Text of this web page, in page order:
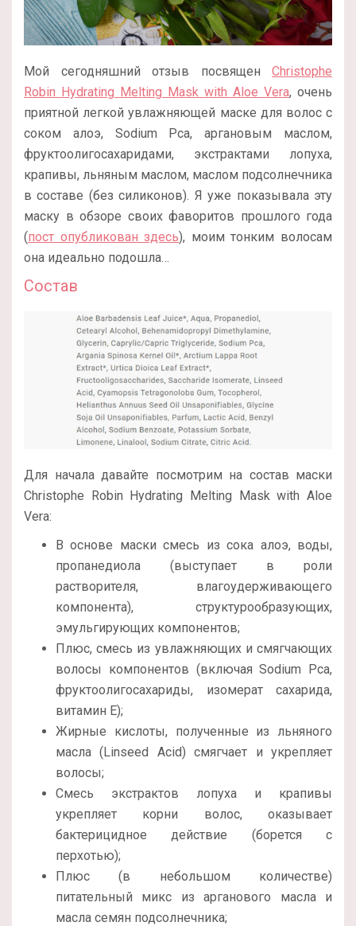
Мой сегодняшний отзыв посвящен Christophe
Robin Hydrating Melting Mask with Aloe Vera, очень
приятной легкой увлажняющей маске для волос с
соком алоэ, Sodium Pca, аргановым маслом,
фруктоолигосахаридами, экстрактами лопуха,
крапивы, льняным маслом, маслом подсолнечника
в составе (без силиконов). Я уже показывала эту
маску в обзоре своих фаворитов прошлого года
(пост опубликован здесь), моим тонким волосам
она идеально подошла…
Состав
Для начала давайте посмотрим на состав маски
Christophe Robin Hydrating Melting Mask with Aloe
Vera:
В основе маски смесь из сока алоэ, воды,
пропанедиола (выступает в роли
растворителя, влагоудерживающего
компонента), структурообразующих,
эмульгирующих компонентов;
Плюс, смесь из увлажняющих и смягчающих
волосы компонентов (включая Sodium Pca,
фруктоолигосахариды, изомерат сахарида,
витамин Е);
Жирные кислоты, полученные из льняного
масла (Linseed Acid) смягчает и укрепляет
волосы;
Смесь экстрактов лопуха и крапивы
укрепляет корни волос, оказывает
бактерицидное действие (борется с
перхотью);
Плюс (в небольшом количестве)
питательный микс из арганового масла и
масла семян подсолнечника;